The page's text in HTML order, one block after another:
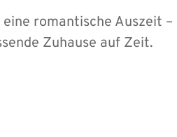
romantische Auszeit
Zuhause auf Zeit.